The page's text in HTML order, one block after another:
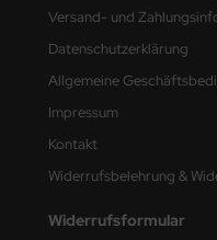
Versand- und
Datenschutzerklärung
Allgemeine
Impressum
Kontakt
Widerrufsbelehrung &
Widerrufsformular
Lights
Model